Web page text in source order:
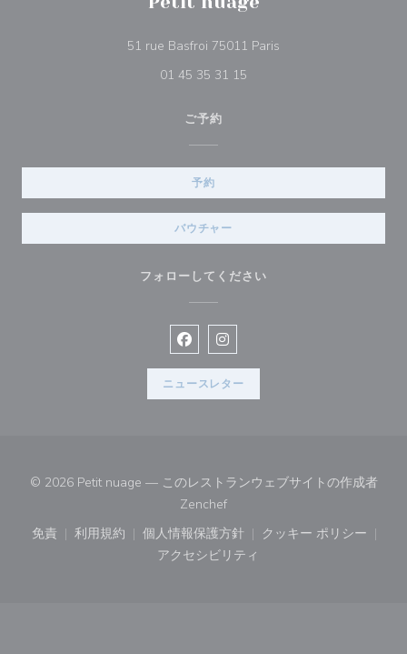
51 rue Basfroi 75011 Paris
01 45 35 31 15
ご予約
予約
バウチャー
フォローしてください
Facebook ((新しいウィンドウで
Instagram ((新しいウィンド
ニュースレター
© 2026 Petit nuage — このレストランウェブサイトの作成者
Zenchef((新しいウィンドウで開きます))
免責
((新しいウィンドウで開きます))
利用規約
((新しいウィンドウで開きます))
個人情報保護方針
((新しいウィンドウで開きます))
クッキー ポリシー
((新しいウィ
アクセシビリティ
((新しいウィンドウで開きます))